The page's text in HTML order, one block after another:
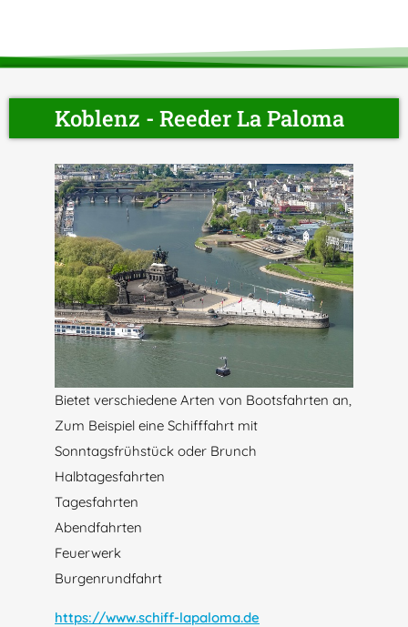
Koblenz - Reeder La Paloma
Bietet verschiedene Arten von Bootsfahrten an,
Zum Beispiel eine Schifffahrt mit
Sonntagsfrühstück oder Brunch
Halbtagesfahrten
Tagesfahrten
Abendfahrten
Feuerwerk
Burgenrundfahrt
https://www.schiff-lapaloma.de